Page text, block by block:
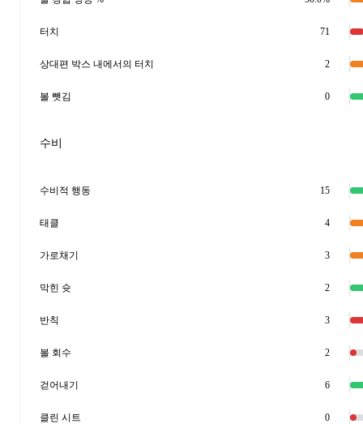
터치 71
상대편 박스 내에서의 터치 2
볼 뺏김 0
수비
수비적 행동 15
태클 4
가로채기 3
막힌 슛 2
반칙 3
볼 회수 2
걷어내기 6
클린 시트 0